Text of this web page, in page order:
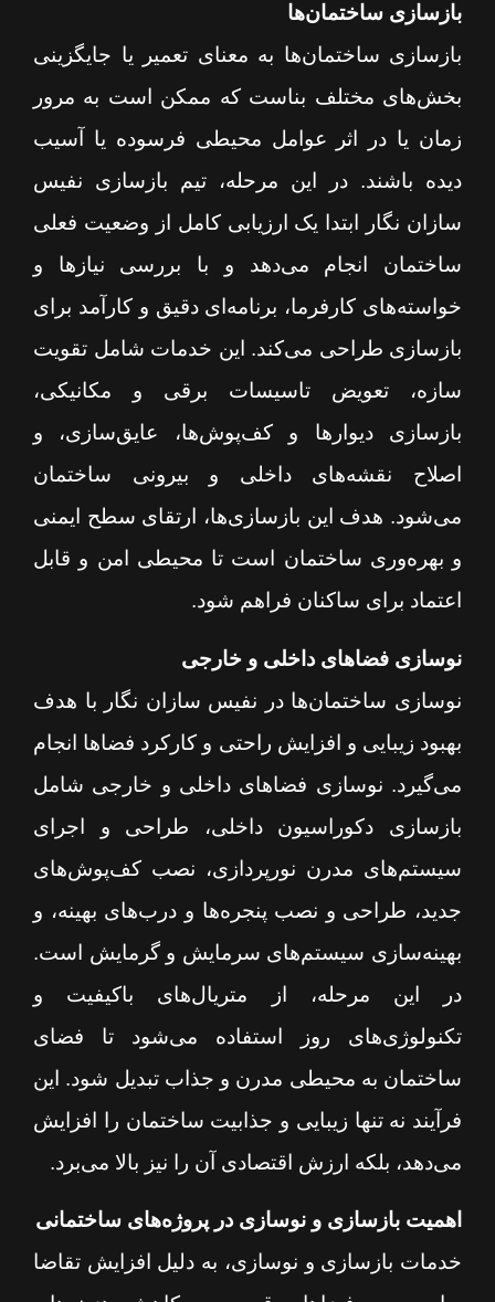
بازسازی ساختمان‌ها
بازسازی ساختمان‌ها به معنای تعمیر یا جایگزینی
بخش‌های مختلف بناست که ممکن است به مرور
زمان یا در اثر عوامل محیطی فرسوده یا آسیب
دیده باشند. در این مرحله، تیم بازسازی نفیس
سازان نگار ابتدا یک ارزیابی کامل از وضعیت فعلی
ساختمان انجام می‌دهد و با بررسی نیازها و
خواسته‌های کارفرما، برنامه‌ای دقیق و کارآمد برای
بازسازی طراحی می‌کند. این خدمات شامل تقویت
سازه، تعویض تاسیسات برقی و مکانیکی،
بازسازی دیوارها و کف‌پوش‌ها، عایق‌سازی، و
اصلاح نقشه‌های داخلی و بیرونی ساختمان
می‌شود. هدف این بازسازی‌ها، ارتقای سطح ایمنی
و بهره‌وری ساختمان است تا محیطی امن و قابل
اعتماد برای ساکنان فراهم شود.
نوسازی فضاهای داخلی و خارجی
نوسازی ساختمان‌ها در نفیس سازان نگار با هدف
بهبود زیبایی و افزایش راحتی و کارکرد فضاها انجام
می‌گیرد. نوسازی فضاهای داخلی و خارجی شامل
بازسازی دکوراسیون داخلی، طراحی و اجرای
سیستم‌های مدرن نورپردازی، نصب کف‌پوش‌های
جدید، طراحی و نصب پنجره‌ها و درب‌های بهینه، و
بهینه‌سازی سیستم‌های سرمایش و گرمایش است.
در این مرحله، از متریال‌های باکیفیت و
تکنولوژی‌های روز استفاده می‌شود تا فضای
ساختمان به محیطی مدرن و جذاب تبدیل شود. این
فرآیند نه تنها زیبایی و جذابیت ساختمان را افزایش
می‌دهد، بلکه ارزش اقتصادی آن را نیز بالا می‌برد.
اهمیت بازسازی و نوسازی در پروژه‌های ساختمانی
خدمات بازسازی و نوسازی، به دلیل افزایش تقاضا